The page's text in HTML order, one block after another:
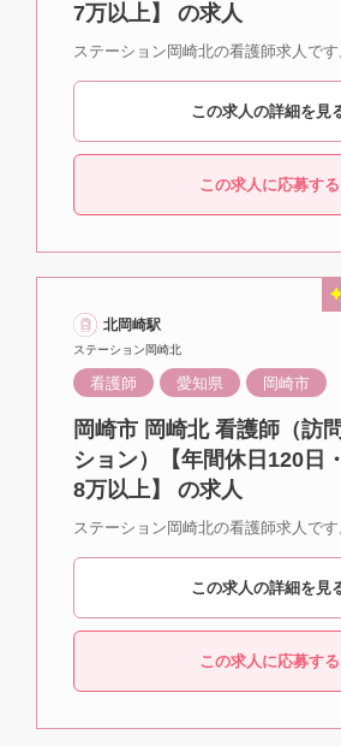
7万以上】 の求人
ステーション岡崎北の看護師求人です
この求人の詳細を見
この求人に応募する
北岡崎駅
ステーション岡崎北
看護師 愛知県 岡崎市
岡崎市 岡崎北 看護師（訪
ション）【年間休日120日
8万以上】 の求人
ステーション岡崎北の看護師求人です
この求人の詳細を見
この求人に応募する